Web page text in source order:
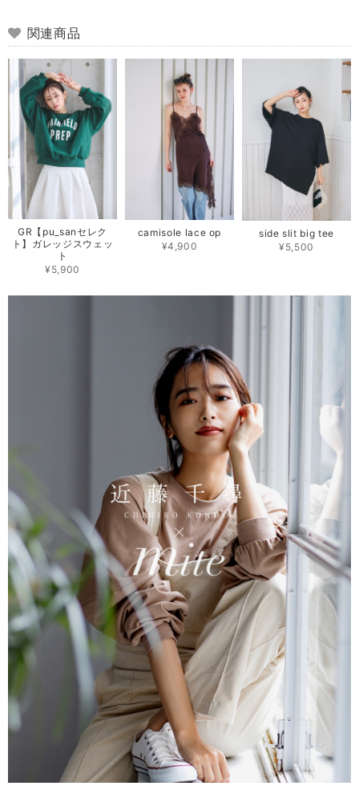
関連商品
GR【pu_sanセレク
ト】ガレッジスウェッ
ト
¥5,900
camisole lace op
¥4,900
side slit big tee
¥5,500